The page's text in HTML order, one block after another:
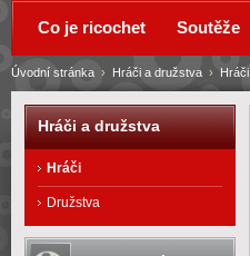
Úvodní stránka › Hráči a družstva › Hráči
Co je ricochet Soutěže
Hráči a družstva
Hráči
Družstva